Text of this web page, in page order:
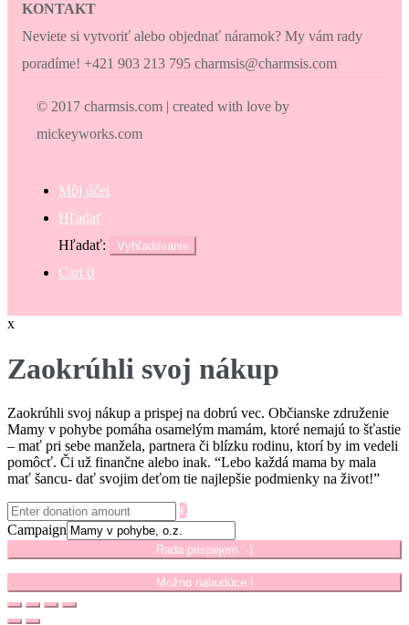
KONTAKT
Neviete si vytvoriť alebo objednať náramok? My vám rady
poradíme! +421 903 213 795 charmsis@charmsis.com
© 2017 charmsis.com | created with love by
mickeyworks.com
Môj účet
Hľadať
Hľadať:
Vyhľadávanie
Cart 0
x
Zaokrúhli svoj nákup
Zaokrúhli svoj nákup a prispej na dobrú vec. Občianske združenie
Mamy v pohybe pomáha osamelým mamám, ktoré nemajú to šťastie
– mať pri sebe manžela, partnera či blízku rodinu, ktorí by im vedeli
pomôcť. Či už finančne alebo inak. “Lebo každá mama by mala
mať šancu- dať svojim deťom tie najlepšie podmienky na život!”
€
Campaign
Rada prispejem :-)
Možno nabudúce !